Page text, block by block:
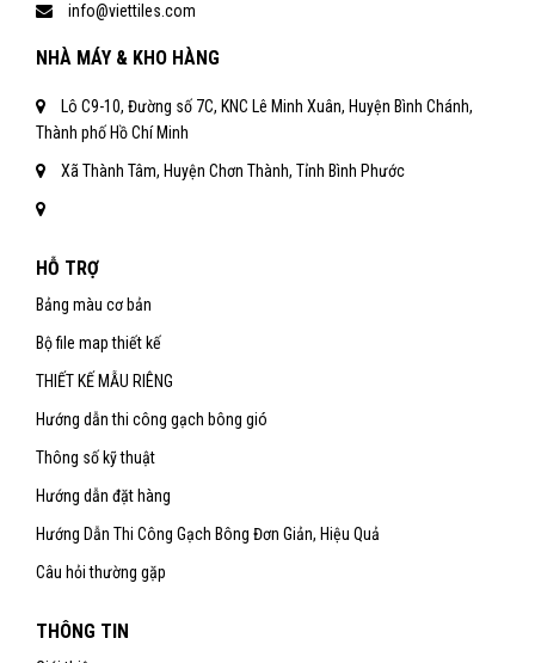
info@viettiles.com
NHÀ MÁY & KHO HÀNG
Lô C9-10, Đường số 7C, KNC Lê Minh Xuân, Huyện Bình Chánh,
Thành phố Hồ Chí Minh
Xã Thành Tâm, Huyện Chơn Thành, Tỉnh Bình Phước
HỖ TRỢ
Bảng màu cơ bản
Bộ file map thiết kế
THIẾT KẾ MẪU RIÊNG
Hướng dẫn thi công gạch bông gió
Thông số kỹ thuật
Hướng dẫn đặt hàng
Hướng Dẫn Thi Công Gạch Bông Đơn Giản, Hiệu Quả
Câu hỏi thường gặp
THÔNG TIN